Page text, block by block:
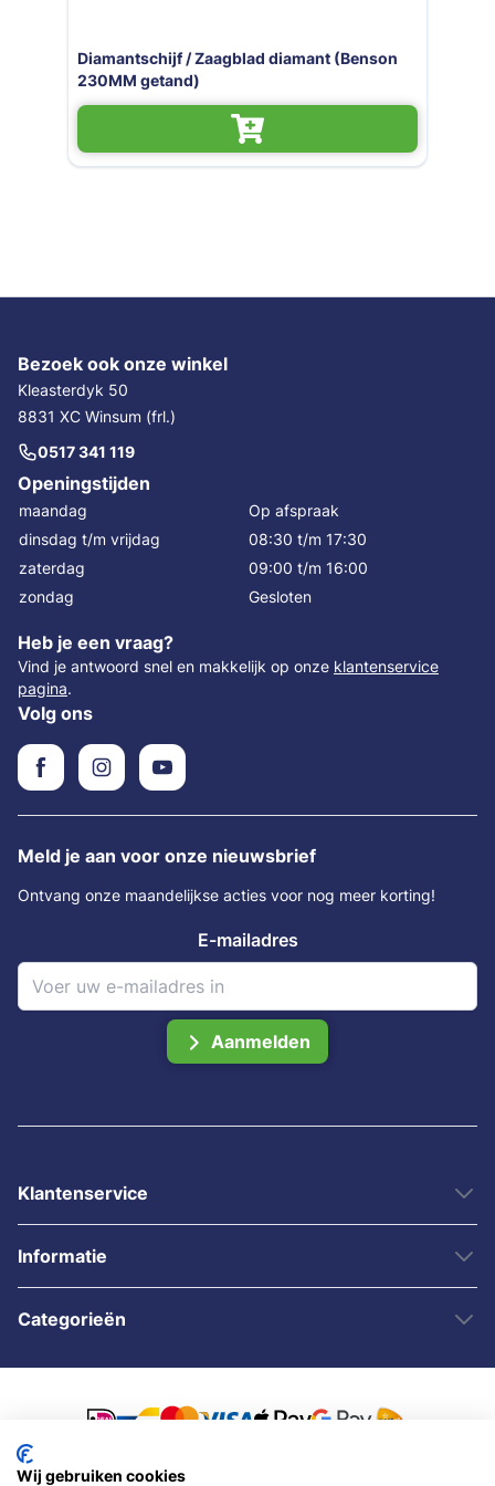
diamant (Benson
Diamantschijf / Zaagblad
Bezoek ook onze winkel
Kleasterdyk 50
8831 XC Winsum (frl.)
0517 341 119
Openingstijden
maandag
Op afspraak
dinsdag t/m vrijdag
08:30 t/m 17:30
zaterdag
09:00 t/m 16:00
zondag
Gesloten
Heb je een vraag?
Vind je antwoord snel en makkelijk op onze klantenservice
pagina.
Volg ons
Meld je aan voor onze nieuwsbrief
Ontvang onze maandelijkse acties voor nog meer korting!
E-mailadres
Aanmelden
Klantenservice
Informatie
Categorieën
Wij gebruiken cookies